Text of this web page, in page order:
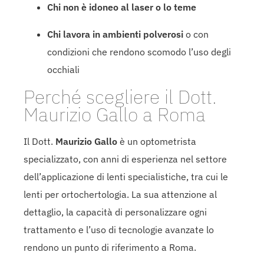
Chi non è idoneo al laser o lo teme
Chi lavora in ambienti polverosi o con
condizioni che rendono scomodo l’uso degli
occhiali
Perché scegliere il Dott.
Maurizio Gallo a Roma
Il Dott. Maurizio Gallo è un optometrista
specializzato, con anni di esperienza nel settore
dell’applicazione di lenti specialistiche, tra cui le
lenti per ortochertologia. La sua attenzione al
dettaglio, la capacità di personalizzare ogni
trattamento e l’uso di tecnologie avanzate lo
rendono un punto di riferimento a Roma.